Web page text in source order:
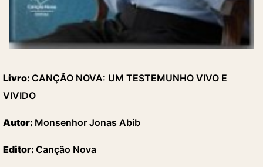
Livro: CANÇÃO NOVA: UM TESTEMUNHO VIVO E
VIVIDO
Autor: Monsenhor Jonas Abib
Editor: Canção Nova